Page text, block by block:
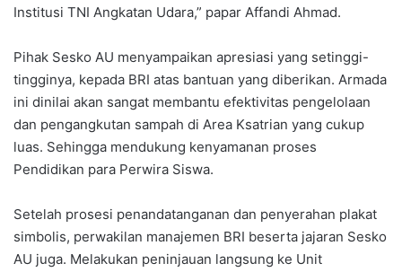
Institusi TNI Angkatan Udara,” papar Affandi Ahmad.
​Pihak Sesko AU menyampaikan apresiasi yang setinggi-
tingginya, kepada BRI atas bantuan yang diberikan. Armada
ini dinilai akan sangat membantu efektivitas pengelolaan
dan pengangkutan sampah di Area Ksatrian yang cukup
luas. Sehingga mendukung kenyamanan proses
Pendidikan para Perwira Siswa.
​Setelah prosesi penandatanganan dan penyerahan plakat
simbolis, perwakilan manajemen BRI beserta jajaran Sesko
AU juga. Melakukan peninjauan langsung ke Unit